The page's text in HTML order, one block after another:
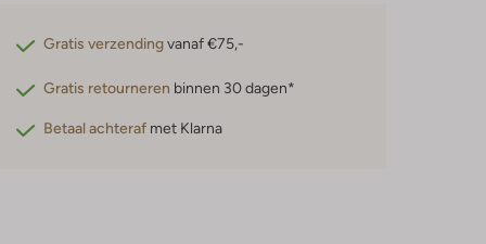
Gratis verzendingvanaf €75,-
Gratis retourneren binnen 30 dagen*
Betaal achteraf met Klarna